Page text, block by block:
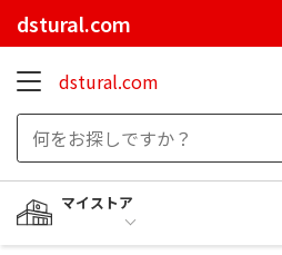
dstural.com
dstural.com
マイストア